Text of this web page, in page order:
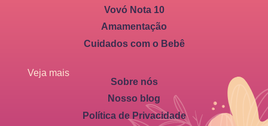
Vovó Nota 10
Amamentação
Cuidados com o Bebê
Veja mais
Sobre nós
Nosso blog
Política de Privacidade